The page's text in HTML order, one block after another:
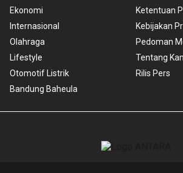
Ekonomi
Internasional
Olahraga
Lifestyle
Otomotif Listrik
Bandung Baheula
Ketentuan
Kebijakan
Pedoman
Tentang
Rilis Pers